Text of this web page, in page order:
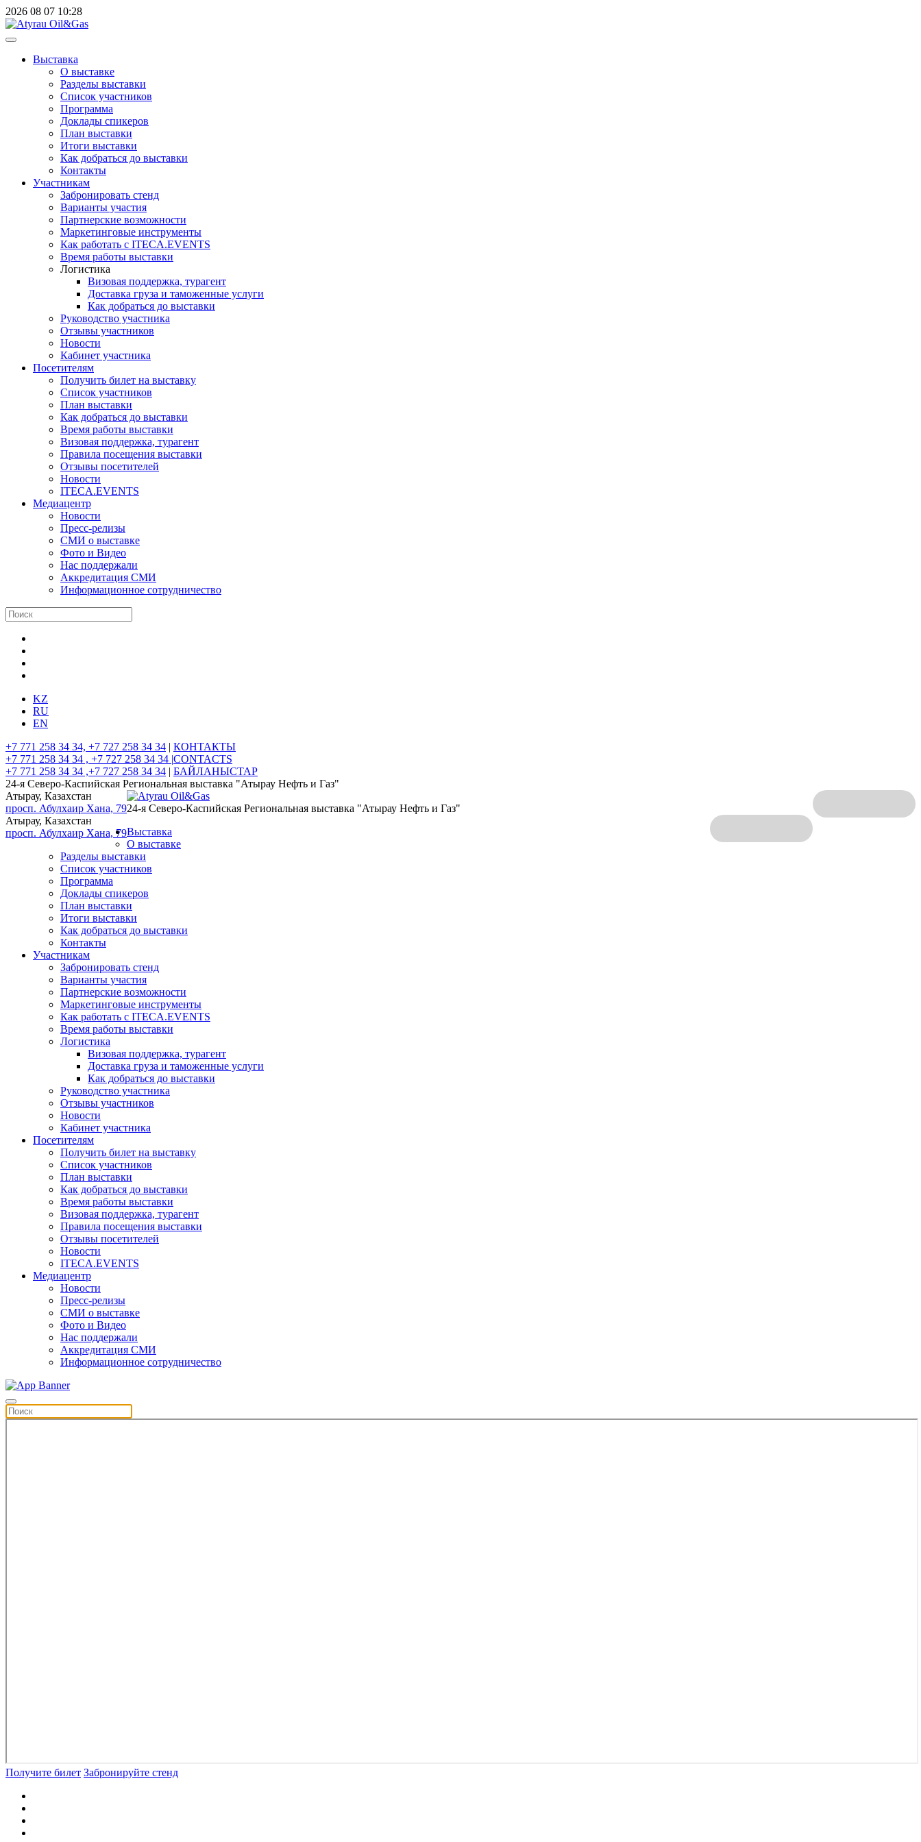
2026 08 07 10:28
Выставка
О выставке
Разделы выставки
Список участников
Программа
Доклады спикеров
План выставки
Итоги выставки
Как добраться до выставки
Контакты
Участникам
Забронировать стенд
Варианты участия
Партнерские возможности
Маркетинговые инструменты
Как работать с ITECA.EVENTS
Время работы выставки
Логистика
Визовая поддержка, турагент
Доставка груза и таможенные услуги
Как добраться до выставки
Руководство участника
Отзывы участников
Новости
Кабинет участника
Посетителям
Получить билет на выставку
Список участников
План выставки
Как добраться до выставки
Время работы выставки
Визовая поддержка, турагент
Правила посещения выставки
Отзывы посетителей
Новости
ITECA.EVENTS
Медиацентр
Новости
Пресс-релизы
СМИ о выставке
Фото и Видео
Нас поддержали
Аккредитация СМИ
Информационное сотрудничество
KZ
RU
EN
+7 771 258 34 34, +7 727 258 34 34 | КОНТАКТЫ
+7 771 258 34 34 , +7 727 258 34 34 |CONTACTS
+7 771 258 34 34 ,+7 727 258 34 34 | БАЙЛАНЫСТАР
24-я Северо-Каспийская Региональная выставка "Атырау Нефть и Газ"
Атырау, Казахстан
просп. Абулхаир Хана, 7924-я Северо-Каспийская Региональная выставка "Атырау Нефть и Газ"
Атырау, Казахстан
просп. Абулхаир Хана, 79Выставка
О выставке
Разделы выставки
Список участников
Программа
Доклады спикеров
План выставки
Итоги выставки
Как добраться до выставки
Контакты
Участникам
Забронировать стенд
Варианты участия
Партнерские возможности
Маркетинговые инструменты
Как работать с ITECA.EVENTS
Время работы выставки
Логистика
Визовая поддержка, турагент
Доставка груза и таможенные услуги
Как добраться до выставки
Руководство участника
Отзывы участников
Новости
Кабинет участника
Посетителям
Получить билет на выставку
Список участников
План выставки
Как добраться до выставки
Время работы выставки
Визовая поддержка, турагент
Правила посещения выставки
Отзывы посетителей
Новости
ITECA.EVENTS
Медиацентр
Новости
Пресс-релизы
СМИ о выставке
Фото и Видео
Нас поддержали
Аккредитация СМИ
Информационное сотрудничество
Получите билет Забронируйте стенд